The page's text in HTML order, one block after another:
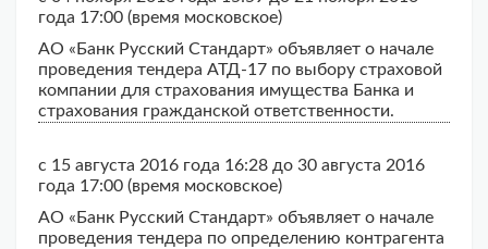
года 17:00 (время московское)
АО «Банк Русский Стандарт» объявляет о начале
проведения тендера АТД-17 по выбору страховой
компании для страхования имущества Банка и
страхования гражданской ответственности.
с 15 августа 2016 года 16:28 до 30 августа 2016
года 17:00 (время московское)
АО «Банк Русский Стандарт» объявляет о начале
проведения тендера по определению контрагента